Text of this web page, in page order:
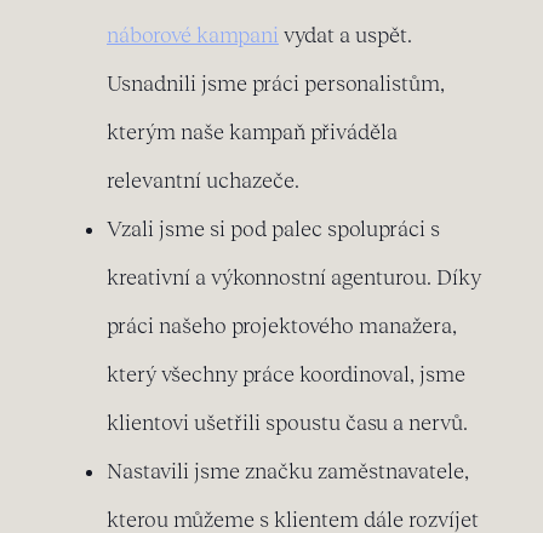
náborové kampani vydat a uspět.
Usnadnili jsme práci personalistům,
kterým naše kampaň přiváděla
relevantní uchazeče.
Vzali jsme si pod palec spolupráci s
kreativní a výkonnostní agenturou. Díky
práci našeho projektového manažera,
který všechny práce koordinoval, jsme
klientovi ušetřili spoustu času a nervů.
Nastavili jsme značku zaměstnavatele,
kterou můžeme s klientem dále rozvíjet